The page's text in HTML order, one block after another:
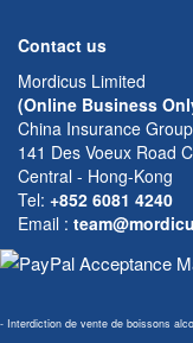
Contact us
Mordicus Limited
(Online Business
China Insurance
141 Des Voeux Road
Central - Hong-Kong
Tel: +852 6081 4240
Email :
- Interdiction de vente de boissons